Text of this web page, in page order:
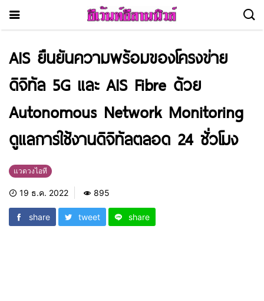
AIS ยืนยันความพร้อมของโครงข่าย
ดิจิทัล 5G และ AIS Fibre ด้วย
Autonomous Network Monitoring
ดูแลการใช้งานดิจิทัลตลอด 24 ชั่วโมง
แวดวงไอที
19 ธ.ค. 2022 895
share tweet share